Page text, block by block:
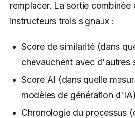
remplacer. La sortie combinée
instructeurs trois signaux :
Score de similarité (dans
chevauchent avec d'autres
Score AI (dans quelle
modèles de génération d'IA)
Chronologie du processus